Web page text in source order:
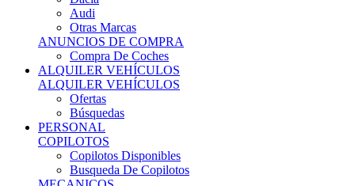
Audi
Otras Marcas
ANUNCIOS DE COMPRA
Compra De Coches
ALQUILER VEHÍCULOS
ALQUILER VEHÍCULOS
Ofertas
Búsquedas
PERSONAL
COPILOTOS
Copilotos Disponibles
Busqueda De Copilotos